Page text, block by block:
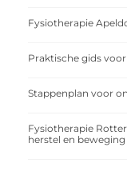
Fysiotherapie
Praktische gids
Stappenplan voor
Fysiotherapie
herstel en beweging